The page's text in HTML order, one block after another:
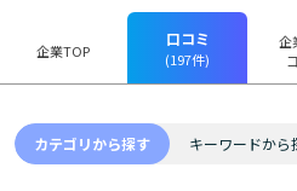
企業TOP
口コミ
(197件)
企
カテゴリから探す キーワードから